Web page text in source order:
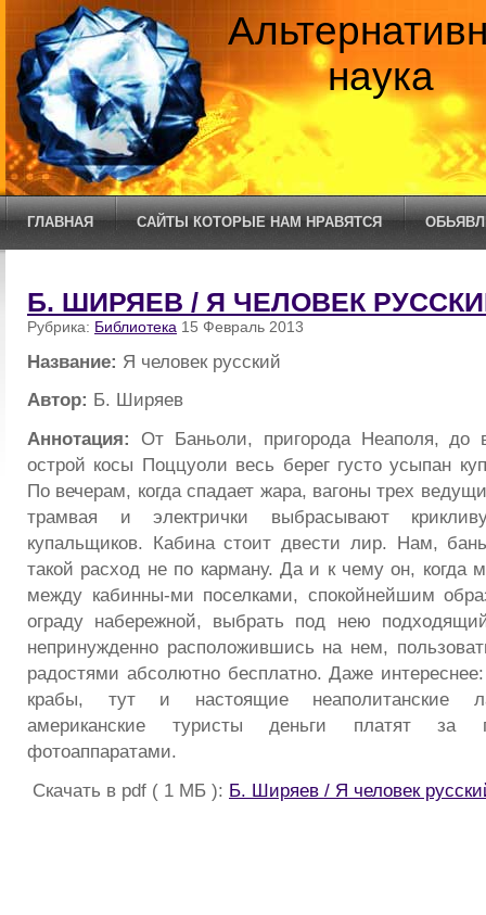
наука
ГЛАВНАЯ САЙТЫ КОТОРЫЕ НАМ НРАВЯТСЯ
Б. ШИРЯЕВ / Я ЧЕЛОВЕК
Рубрика: Библиотека 15 Февраль 2013
Название: Я человек русский
Автор: Б. Ширяев
Аннотация: От Баньоли, пригорода Неаполя, до
острой косы Поццуоли весь берег густо усыпан
По вечерам, когда спадает жара, вагоны трех
трамвая и электрички выбрасывают
купальщиков. Кабина стоит двести лир. Нам,
такой расход не по карману. Да и к чему он, когда
между кабинны-ми поселками, спокойнейшим
ограду набережной, выбрать под нею
непринужденно расположившись на нем,
радостями абсолютно бесплатно. Даже
крабы, тут и настоящие неаполитанские
американские туристы деньги платят за
фотоаппаратами.
Скачать в pdf ( 1 МБ ): Б. Ширяев / Я человек